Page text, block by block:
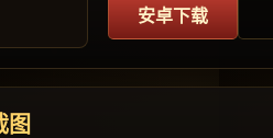
安卓下载
图